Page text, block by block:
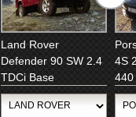
Land Rover
Defender 90 SW 2.4
TDCi Base
4S
440